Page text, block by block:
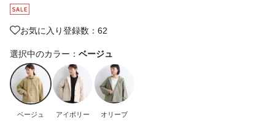
お気に入り登録数：62
選択中のカラー： ベージュ
ベージュ アイボリー オリーブ